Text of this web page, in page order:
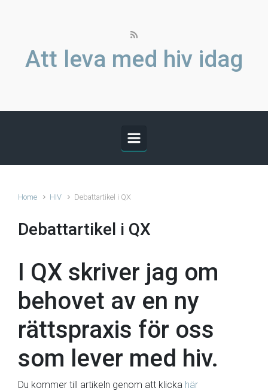
Att leva med hiv idag
Home HIV Debattartikel i QX
Debattartikel i QX
I QX skriver jag om
behovet av en ny
rättspraxis för oss
som lever med hiv.
Du kommer till artikeln genom att klicka här